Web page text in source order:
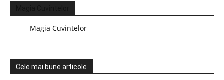
Magia Cuvintelor
Cele mai bune articole